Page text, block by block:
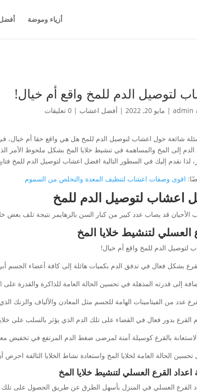
أزياء وموضة
لتوصيل الدم للمخ واقع أم خيال!
admin
| مايو 20, 2022 | أفضل اعشاب | 0 تعليقات
شائعة حول اعشاب لتوصيل الدم للمخ هل هي واقع حقا أم خيال،
إلى المخ والمساهمة في تنشيط خلايا المخ بشكل ملحوظ الأمر
لذا نقدم إليك في السطور التالية افضل اعشاب لتوصيل الدم للمخ
اقوى وصفات اعشاب لتنظيف المعدة والتخلص من السموم
اعشاب لتوصيل الدم للمخ
الأحيان قد يصاب عدد كبير من كبار السن بالزهايمر نتيجة تلف بعض
العسلي لتنشيط خلايا المخ
بشكل فعال في تدفق الدم بكميات هائلة إلى كافة أعضاء الجسم
إلى قدرته المذهلة في تحسين الحالة العامة للذاكرة والقدرة
عدد من الفيتامينات الهامة للجسم مثل المعادن والألياف والزنك
القرع بدور فعال في القضاء على تلك الدم الذي يؤثر بالسلب على
بالقرع كوسيلة آمنة لمرضى ضغط الدم المرتفع في تخفيض
الحالة العامة لخلايا المخ واستعادة نشاط الخلايا التالفة
القرع العسلي لتنشيط خلايا المخ
القرع العسلي في المنزل بأسهل الطرق عن طريق الحصول على تلك